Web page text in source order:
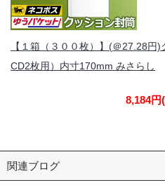
【１箱（３００枚）】(＠27.28円
CD2枚用）内寸170mm みさらし
8,184円
関連ブログ